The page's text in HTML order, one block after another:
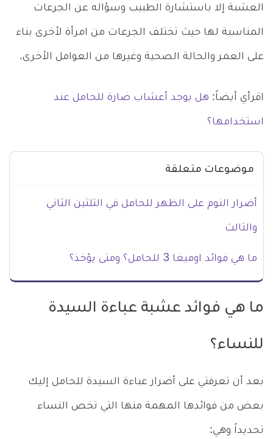
العشبة إلا باستشارة الطبيب وسؤاله عن الجرعات
المناسبة لها حيث تختلف الجرعات من امرأة لأخرى بناء
على العمر والحالة الصحية وغيرها من العوامل الأخرى.
اقرأي أيضاً: هل يوجد أعشاب ضارة للحامل عند
استخدامها؟
موضوعات متعلقة
أضرار النوم على الظهر للحامل في الثلثين الثاني
والثالث
ما هي فوائد اوميغا 3 للحامل؟ ومتى يؤخذ؟
ما هي فوائد عشبة عباءة السيدة
للنساء؟
بعد أن تعرفتي على أضرار عباءة السيدة للحامل إليك
بعض من فوائدها المهمة منها التي تخص النساء
تحديداً وهي: